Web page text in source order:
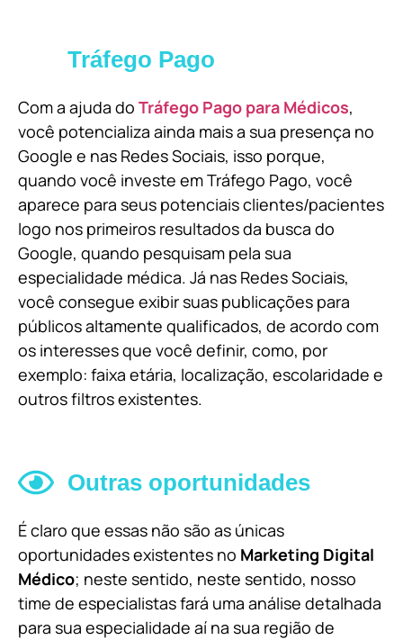
Tráfego Pago
Com a ajuda do Tráfego Pago para Médicos,
você potencializa ainda mais a sua presença no
Google e nas Redes Sociais, isso porque,
quando você investe em Tráfego Pago, você
aparece para seus potenciais clientes/pacientes
logo nos primeiros resultados da busca do
Google, quando pesquisam pela sua
especialidade médica. Já nas Redes Sociais,
você consegue exibir suas publicações para
públicos altamente qualificados, de acordo com
os interesses que você definir, como, por
exemplo: faixa etária, localização, escolaridade e
outros filtros existentes.
Outras oportunidades
É claro que essas não são as únicas
oportunidades existentes no Marketing Digital
Médico; neste sentido, neste sentido, nosso
time de especialistas fará uma análise detalhada
para sua especialidade aí na sua região de